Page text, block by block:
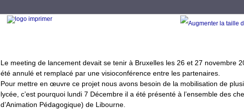
Le meeting de lancement devait se tenir à Bruxelles les 26 et 27 novembre
été annulé et remplacé par une visioconférence entre les partenaires.
Pour mettre en œuvre ce projet nous avons besoin de la mobilisation de
lycée, c’est pourquoi lundi 7 Décembre il a été présenté à l’ensemble des
d’Animation Pédagogique) de Libourne.